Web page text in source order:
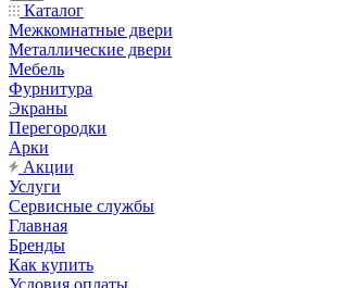
Каталог
Межкомнатные двери
Металлические двери
Мебель
Фурнитура
Экраны
Перегородки
Арки
Акции
Услуги
Сервисные службы
Главная
Бренды
Как купить
Условия оплаты